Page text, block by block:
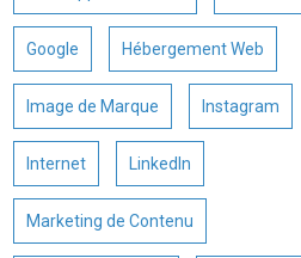
Google Hébergement Web
Image de Marque Instagram
Internet LinkedIn
Marketing de Contenu